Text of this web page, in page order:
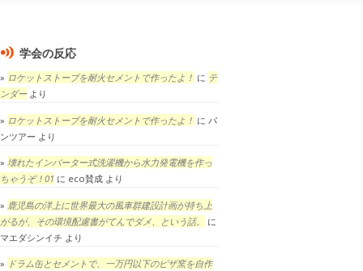
学会の反応
ロケットストーブを耐火セメントで作ったよ！ に テ
ンダーより
ロケットストーブを耐火セメントで作ったよ！ に パ
ンツアー より
壊れたインバーター式洗濯機から水力発電機を作っ
ちゃうぞ！01 に eco賛成 より
鹿児島の洋上に世界最大の風車群建設計画が持ち上
がるが、その環境配慮書がてんでダメ、という話。
に
マエダシンイチ より
ドラム缶とセメントで、一万円以下のピザ窯を自作